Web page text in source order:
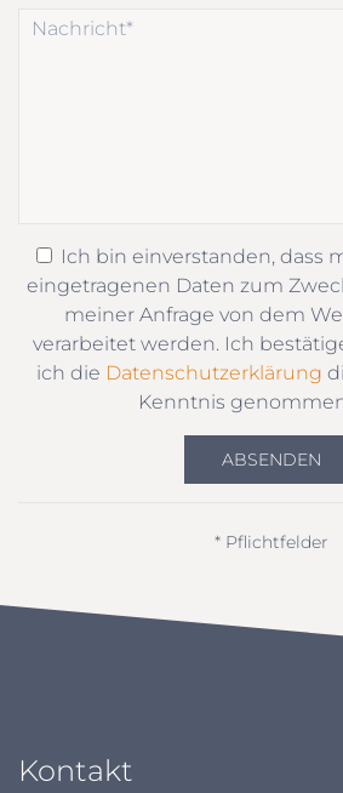
Ich bin einverstanden, dass
eingetragenen Daten zum
meiner Anfrage von dem
verarbeitet werden. Ich
ich die Datenschutzerklärung
Kenntnis
ABSENDEN
* Pflichtfelder
Kontakt